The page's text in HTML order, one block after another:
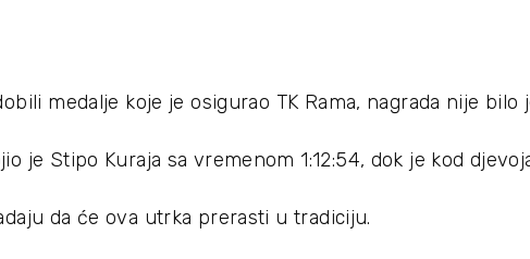
medalje koje je osigurao TK Rama, nagrada nije
je Stipo Kuraja sa vremenom 1:12:54, dok je kod
da će ova utrka prerasti u tradiciju.